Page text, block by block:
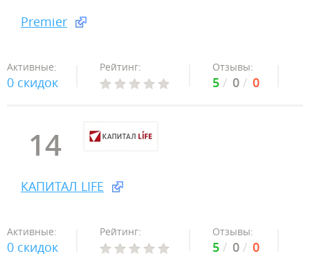
Premier
Активные:
0 скидок
Рейтинг: Отзывы:
5 0 0
14
КАПИТАЛ LIFE
Активные:
0 скидок
Рейтинг: Отзывы:
5 0 0